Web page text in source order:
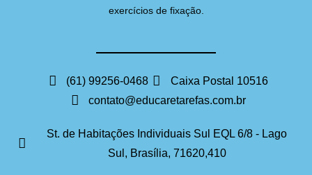
exercícios de fixação.
(61) 99256-0468
Caixa Postal 10516
contato@educaretarefas.com.br
St. de Habitações Individuais Sul EQL 6/8 - Lago
Sul, Brasília, 71620,410